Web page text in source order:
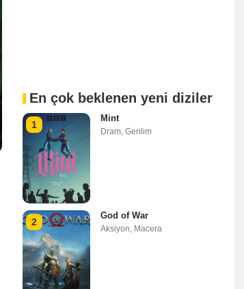
En çok beklenen yeni diziler
1
Mint
Dram, Gerilim
2
God of War
Aksiyon, Macera